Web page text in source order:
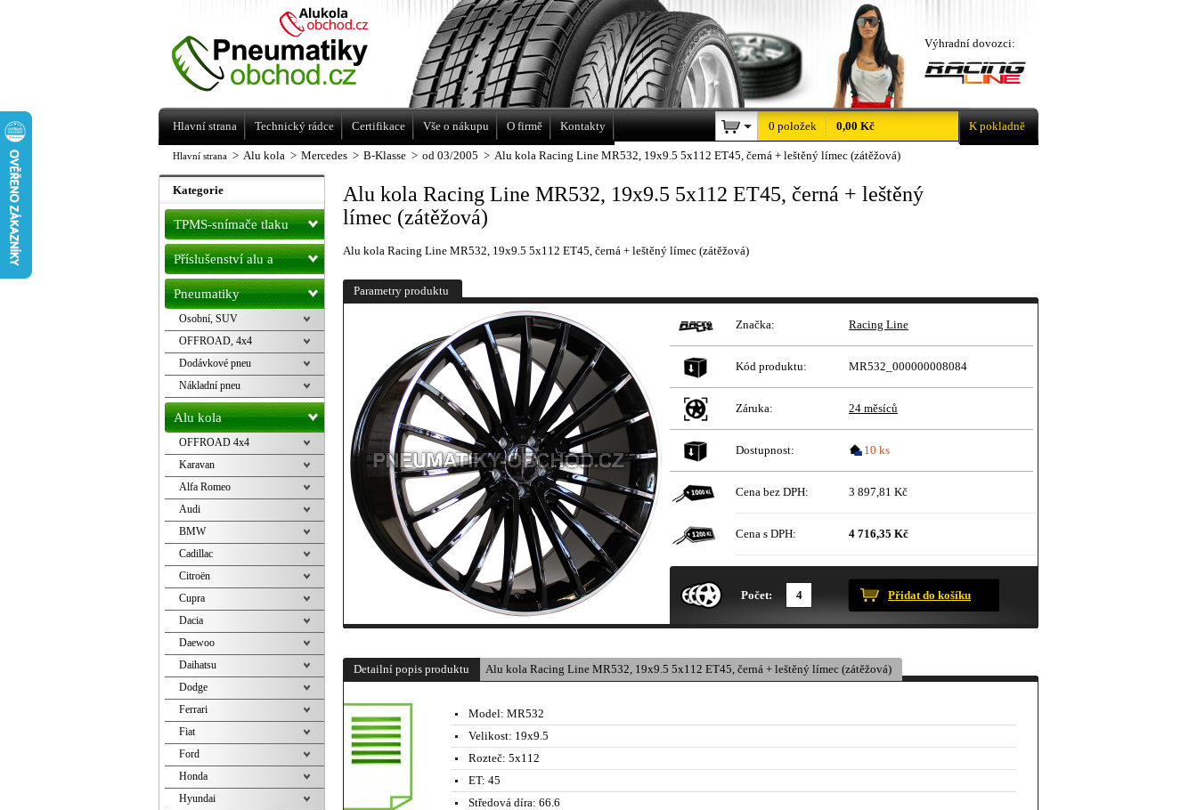
Hlavní strana > Alu kola > Mercedes > B-Klasse > od 03/2005 > Alu kola Racing Line MR532, 19x9.5 5x112 ET45, černá + leštěný límec (zátěžová)
Alu kola Racing Line MR532, 19x9.5 5x112 ET45, černá + leštěný
límec (zátěžová)
Alu kola Racing Line MR532, 19x9.5 5x112 ET45, černá + leštěný límec (zátěžová)
Parametry produktu
Značka: Racing Line
Kód produktu: MR532_000000008084
Záruka: 24 měsíců
Dostupnost: 10 ks
Cena bez DPH: 3 897,81 Kč
Cena s DPH: 4 716,35 Kč
Počet: Přidat do košíku
Detailní popis produktu Alu kola Racing Line MR532, 19x9.5 5x112 ET45, černá + leštěný límec (zátěžová)
Model: MR532
Velikost: 19x9.5
Rozteč: 5x112
ET: 45
Středová díra: 66.6
Kategorie
TPMS-snímače tlaku
Příslušenství alu a
pneu
Pneumatiky
Osobní, SUV
OFFROAD, 4x4
Dodávkové pneu
Nákladní pneu
Alu kola
OFFROAD 4x4
Karavan
Alfa Romeo
Audi
BMW
Cadillac
Citroën
Cupra
Dacia
Daewoo
Daihatsu
Dodge
Ferrari
Fiat
Ford
Honda
Hyundai
Levné pneumatiky letní, zimní, Alu kola
a litá kola Racing Line
Výhradní dovozci:
Hlavní strana Technický rádce Certifikace Vše o nákupu O firmě Kontakty 0 položek 0,00 Kč K pokladně